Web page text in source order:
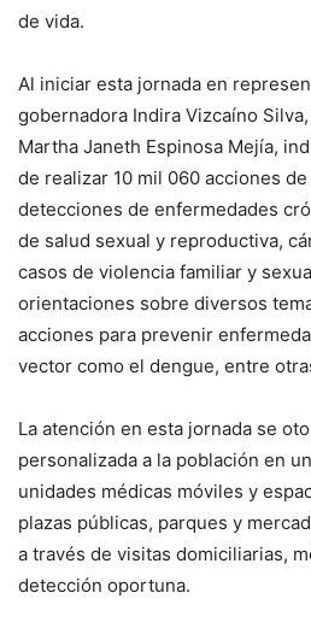
de vida.
Al iniciar esta jornada en
gobernadora Indira Vizcaíno
Martha Janeth Espinosa Mejía,
de realizar 10 mil 060 acciones
detecciones de enfermedades
de salud sexual y reproductiva,
casos de violencia familiar y
orientaciones sobre diversos
acciones para prevenir
vector como el dengue, entre
La atención en esta jornada se
personalizada a la población en
unidades médicas móviles y
plazas públicas, parques y
a través de visitas domiciliarias,
detección oportuna.